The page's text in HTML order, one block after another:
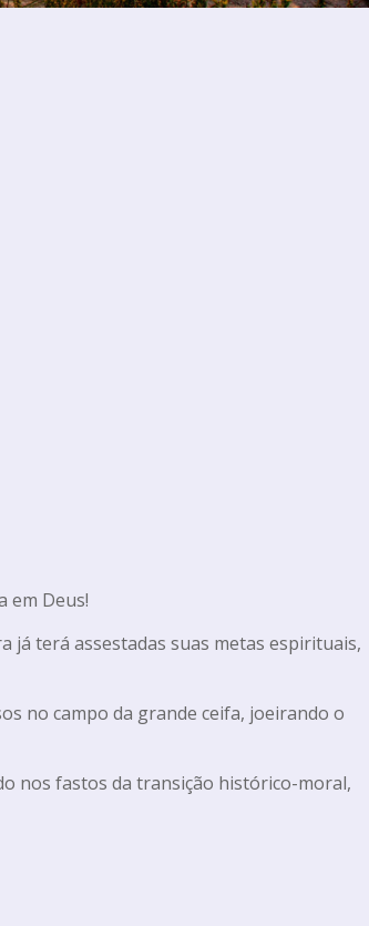
em Deus!
já terá assestadas suas metas espirituais,
no campo da grande ceifa, joeirando o
nos fastos da transição histórico-moral,